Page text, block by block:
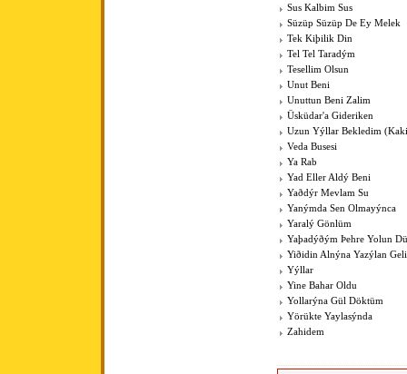
Sus Kalbim Sus
Süzüp Süzüp De Ey Melek
Tek Kiþilik Din
Tel Tel Taradým
Tesellim Olsun
Unut Beni
Unuttun Beni Zalim
Üsküdar'a Gideriken
Uzun Yýllar Bekledim
Veda Busesi
Ya Rab
Yad Eller Aldý Beni
Yaðdýr Mevlam Su
Yanýmda Sen Olmayýnca
Yaralý Gönlüm
Yaþadýðým Þehre Yolun
Yiðidin Alnýna Yazýlan
Yýllar
Yine Bahar Oldu
Yollarýna Gül Döktüm
Yörükte Yaylasýnda
Zahidem